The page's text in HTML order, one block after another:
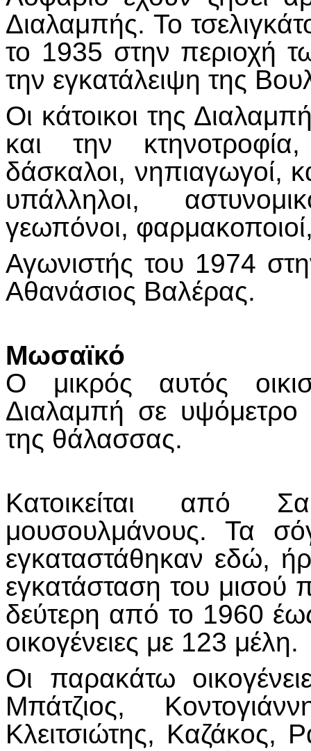
Διαλαμπής. Το
το 1935 στην περιοχή
την εγκατάλειψη της
Οι κάτοικοι της
και την
δάσκαλοι, νηπιαγωγοί,
υπάλληλοι,
γεωπόνοι,
Αγωνιστής του 1974
Αθανάσιος Βαλέρας.
Μωσαϊκό
Ο μικρός αυτός
Διαλαμπή σε υψόμετρο
της θάλασσας.
Κατοικείται από
μουσουλμάνους. Τα
εγκαταστάθηκαν εδώ,
εγκατάσταση του μισού
δεύτερη από το 1960
οικογένειες με 123 μέλη.
Οι παρακάτω
Μπάτζιος,
Κλειτσιώτης, Καζάκος,